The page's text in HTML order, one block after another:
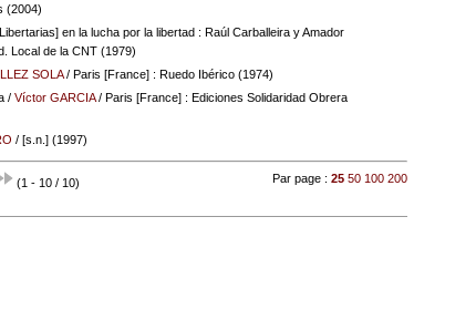
(2004)
en la lucha por la libertad : Raúl Carballeira y Amador
Local de la CNT (1979)
SOLA/ Paris [France] : Ruedo Ibérico (1974)
/ Víctor GARCIA/ Paris [France] : Ediciones Solidaridad Obrera
/ [s.n.] (1997)
(1 - 10 / 10) Par page :25 50 100 200